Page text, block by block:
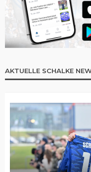
AKTUELLE SCHALKE